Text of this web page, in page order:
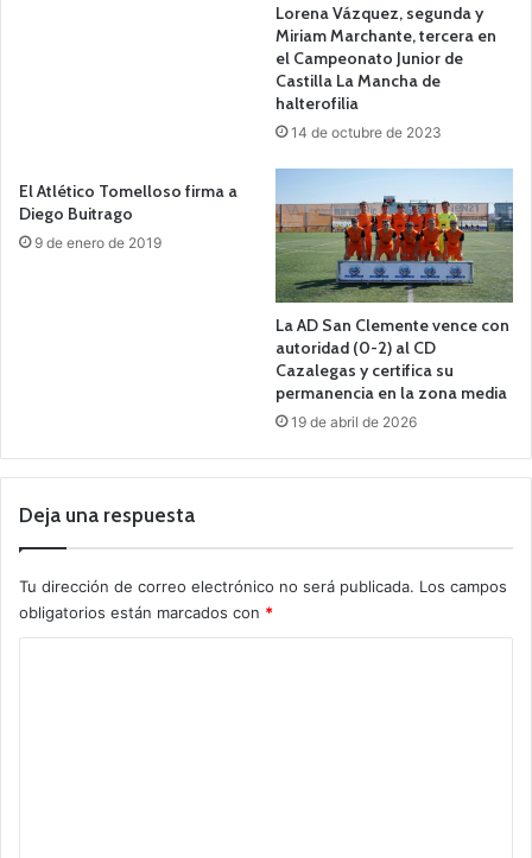
Lorena Vázquez, segunda y
Miriam Marchante, tercera en
el Campeonato Junior de
Castilla La Mancha de
halterofilia
14 de octubre de 2023
El Atlético Tomelloso firma a
Diego Buitrago
9 de enero de 2019
La AD San Clemente vence con
autoridad (0-2) al CD
Cazalegas y certifica su
permanencia en la zona media
19 de abril de 2026
Deja una respuesta
Tu dirección de correo electrónico no será publicada. Los campos
obligatorios están marcados con *